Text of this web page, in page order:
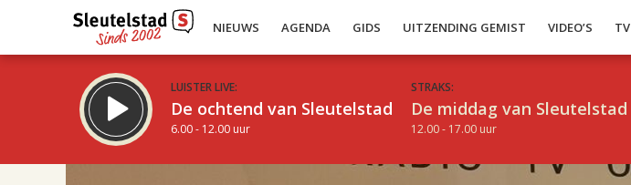
NIEUWS AGENDA GIDS UITZENDING GEMIST VIDEO’S TV
LUISTER LIVE:
De ochtend van Sleutelstad
6.00 - 12.00 uur
STRAKS:
De middag van Sleutelstad
12.00 - 17.00 uur